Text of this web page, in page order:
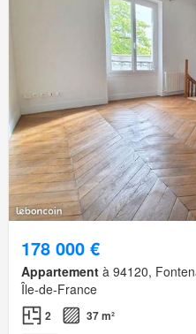
178 000 €
Appartement à 94120,
Île-de-France
2 37 m²